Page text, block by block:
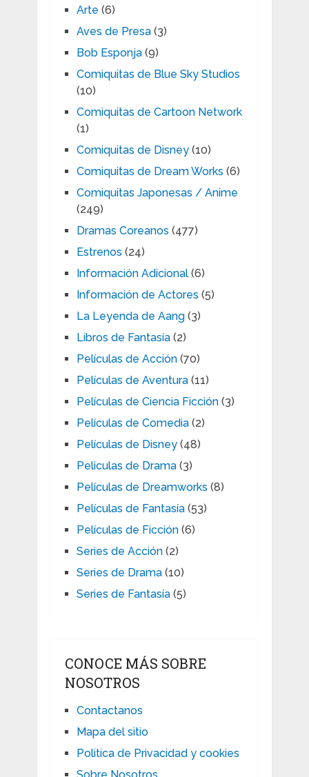
Arte (6)
Aves de Presa(3)
Bob Esponja(9)
Comiquitas de Blue Sky Studios
(10)
Comiquitas de Cartoon Network
(1)
Comiquitas de Disney(10)
Comiquitas de Dream Works (6)
Comiquitas Japonesas / Anime
(249)
Dramas Coreanos (477)
Estrenos (24)
Información Adicional(6)
Información de Actores (5)
La Leyenda de Aang(3)
Libros de Fantasía(2)
Películas de Acción(70)
Películas de Aventura(11)
Películas de Ciencia Ficción(3)
Películas de Comedia(2)
Películas de Disney(48)
Peliculas de Drama(3)
Películas de Dreamworks (8)
Películas de Fantasía(53)
Películas de Ficción(6)
Series de Acción(2)
Series de Drama(10)
Series de Fantasía(5)
CONOCE MÁS SOBRE
NOSOTROS
Contactanos
Mapa del sitio
Politica de Privacidad y cookies